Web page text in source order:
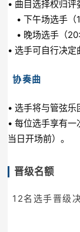
• 曲目选择权归评
• 下午场选手（
• 晚场选手（
• 选手可自行决定
协奏曲
• 选手将与管弦乐
• 每位选手享有
当日开场前）。
晋级名额
12名选手晋级